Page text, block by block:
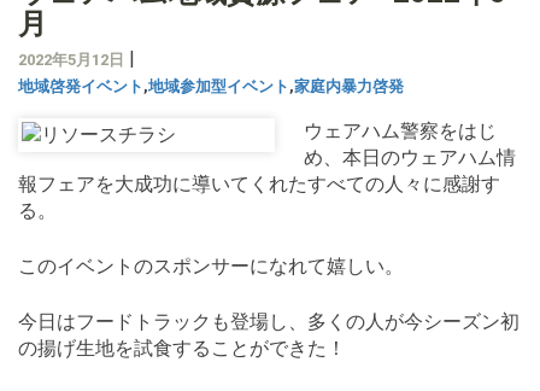
月
2022年5月12日 |
地域啓発イベント ,地域参加型イベント ,家庭内暴力啓発
ウェアハム警察をはじ
め、本日のウェアハム情
報フェアを大成功に導いてくれたすべての人々に感謝す
る。
このイベントのスポンサーになれて嬉しい。
今日はフードトラックも登場し、多くの人が今シーズン初
の揚げ生地を試食することができた！